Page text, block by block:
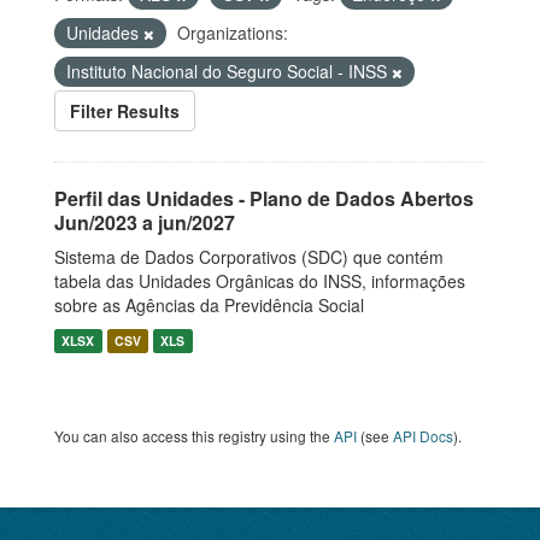
Unidades
Organizations:
Instituto Nacional do Seguro Social - INSS
Filter Results
Perfil das Unidades - Plano de Dados Abertos
Jun/2023 a jun/2027
Sistema de Dados Corporativos (SDC) que contém
tabela das Unidades Orgânicas do INSS, informações
sobre as Agências da Previdência Social
XLSX CSV XLS
You can also access this registry using the API (see API Docs).